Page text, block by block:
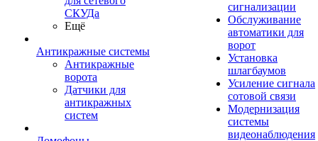
СКУДа
Ещё
Антикражные системы
Антикражные
ворота
Датчики для
антикражных
систем
сигнализации
Обслуживание
автоматики для
ворот
Установка
шлагбаумов
Усиление сигнала
сотовой связи
Модернизация
системы
видеонаблюдения